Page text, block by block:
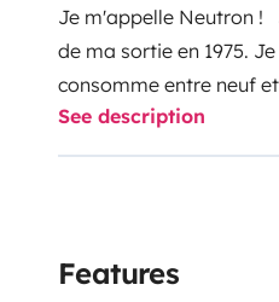
Je m'appelle Neutron !
de ma sortie en 1975.
consomme entre neuf
routes que j'emprunte.
couchettes permettent
permettant de
See description
Features